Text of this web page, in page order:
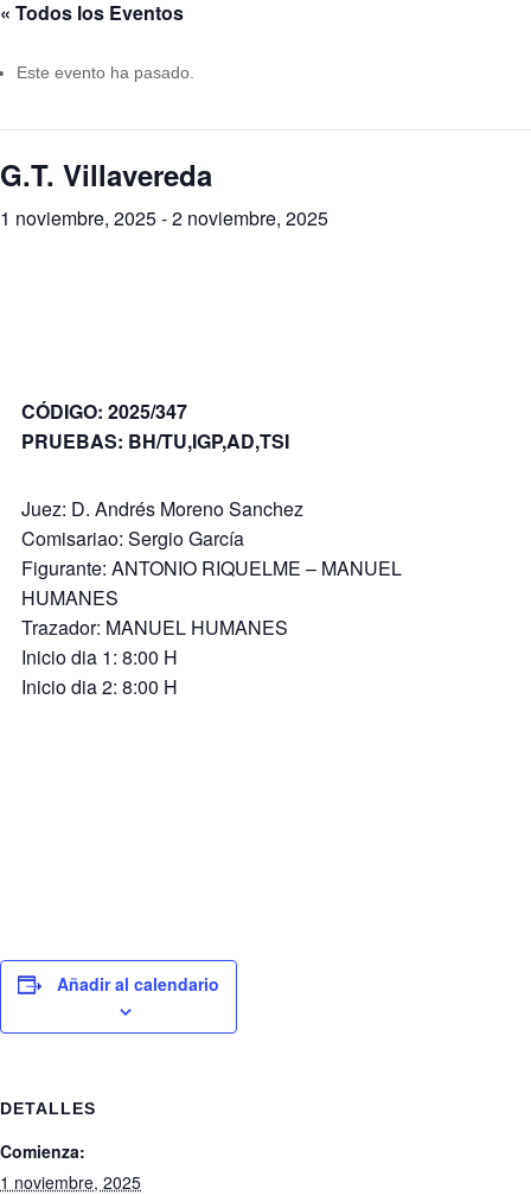
« Todos los Eventos
Este evento ha pasado.
G.T. Villavereda
1 noviembre, 2025-2 noviembre, 2025
CÓDIGO: 2025/347
PRUEBAS: BH/TU,IGP,AD,TSI
Juez: D. Andrés Moreno Sanchez
Comisariao: Sergio García
Figurante: ANTONIO RIQUELME – MANUEL
HUMANES
Trazador: MANUEL HUMANES
Inicio dia 1: 8:00 H
Inicio dia 2: 8:00 H
Añadir al calendario
DETALLES
Comienza:
1 noviembre, 2025